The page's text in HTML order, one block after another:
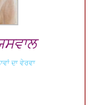
ਦਾ ਵੇਰਵਾ